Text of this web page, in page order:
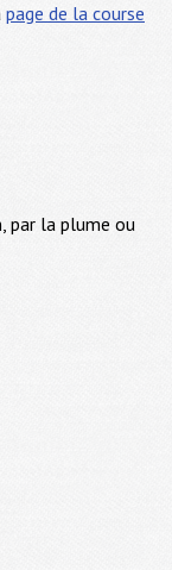
page de la course
par la plume ou